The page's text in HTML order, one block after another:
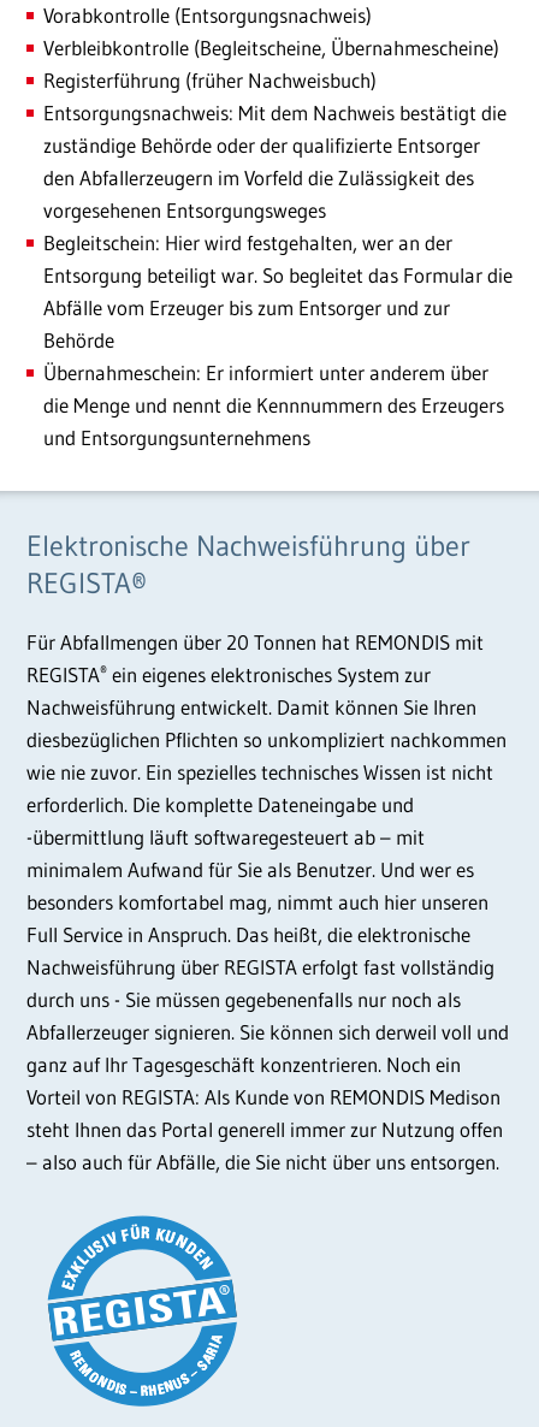
Vorabkontrolle (Entsorgungsnachweis)
Verbleibkontrolle (Begleitscheine, Übernahmescheine)
Registerführung (früher Nachweisbuch)
Entsorgungsnachweis: Mit dem Nachweis bestätigt die
zuständige Behörde oder der qualifizierte Entsorger
den Abfallerzeugern im Vorfeld die Zulässigkeit des
vorgesehenen Entsorgungsweges
Begleitschein: Hier wird festgehalten, wer an der
Entsorgung beteiligt war. So begleitet das Formular die
Abfälle vom Erzeuger bis zum Entsorger und zur
Behörde
Übernahmeschein: Er informiert unter anderem über
die Menge und nennt die Kennnummern des Erzeugers
und Entsorgungsunternehmens
Elektronische Nachweisführung über
REGISTA®
Für Abfallmengen über 20 Tonnen hat REMONDIS mit
REGISTA® ein eigenes elektronisches System zur
Nachweisführung entwickelt. Damit können Sie Ihren
diesbezüglichen Pflichten so unkompliziert nachkommen
wie nie zuvor. Ein spezielles technisches Wissen ist nicht
erforderlich. Die komplette Dateneingabe und
-übermittlung läuft softwaregesteuert ab – mit
minimalem Aufwand für Sie als Benutzer. Und wer es
besonders komfortabel mag, nimmt auch hier unseren
Full Service in Anspruch. Das heißt, die elektronische
Nachweisführung über REGISTA erfolgt fast vollständig
durch uns - Sie müssen gegebenenfalls nur noch als
Abfallerzeuger signieren. Sie können sich derweil voll und
ganz auf Ihr Tagesgeschäft konzentrieren. Noch ein
Vorteil von REGISTA: Als Kunde von REMONDIS Medison
steht Ihnen das Portal generell immer zur Nutzung offen
– also auch für Abfälle, die Sie nicht über uns entsorgen.